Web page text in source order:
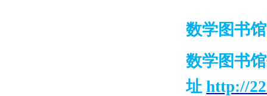
数学图书
数学图书
址 http://